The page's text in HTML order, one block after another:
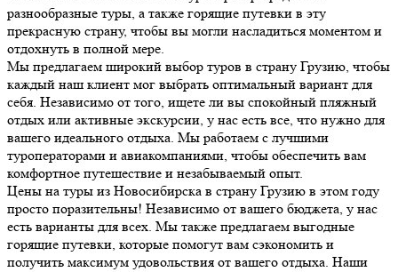
разнообразные туры, а также горящие путевки в эту
прекрасную страну, чтобы вы могли насладиться моментом и
отдохнуть в полной мере.
Мы предлагаем широкий выбор туров в страну Грузию, чтобы
каждый наш клиент мог выбрать оптимальный вариант для
себя. Независимо от того, ищете ли вы спокойный пляжный
отдых или активные экскурсии, у нас есть все, что нужно для
вашего идеального отдыха. Мы работаем с лучшими
туроператорами и авиакомпаниями, чтобы обеспечить вам
комфортное путешествие и незабываемый опыт.
Цены на туры из Новосибирска в страну Грузию в этом году
просто поразительны! Независимо от вашего бюджета, у нас
есть варианты для всех. Мы также предлагаем выгодные
горящие путевки, которые помогут вам сэкономить и
получить максимум удовольствия от вашего отдыха. Наши